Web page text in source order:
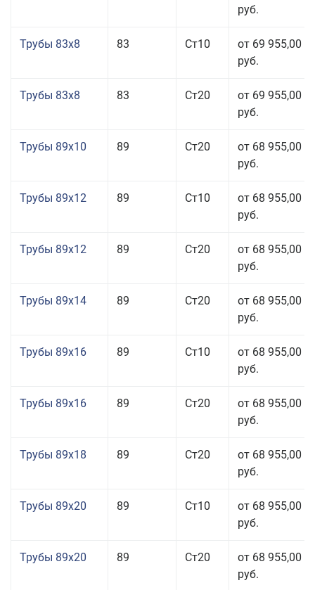
руб.
Трубы 83x8 83 Ст10
от 69 955,00
руб.
Трубы 83x8 83 Ст20
от 69 955,00
руб.
Трубы 89x10 89 Ст20
от 68 955,00
руб.
Трубы 89x12 89 Ст10
от 68 955,00
руб.
Трубы 89x12 89 Ст20
от 68 955,00
руб.
Трубы 89x14 89 Ст20
от 68 955,00
руб.
Трубы 89x16 89 Ст10
от 68 955,00
руб.
Трубы 89x16 89 Ст20
от 68 955,00
руб.
Трубы 89x18 89 Ст20
от 68 955,00
руб.
Трубы 89x20 89 Ст10
от 68 955,00
руб.
Трубы 89x20 89 Ст20
от 68 955,00
руб.